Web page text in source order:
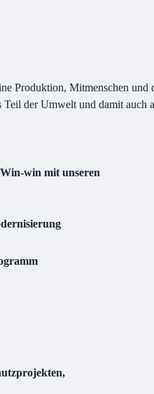
Produktion, Mitmenschen
der Umwelt und damit
win mit unseren